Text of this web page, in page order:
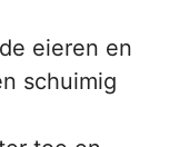
eieren en
schuimig